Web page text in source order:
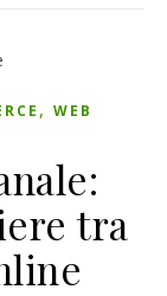
, WEB
tra